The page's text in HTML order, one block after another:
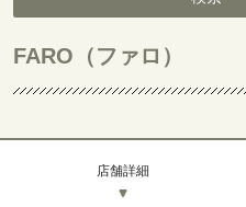
FARO（ファロ）
店舗詳細